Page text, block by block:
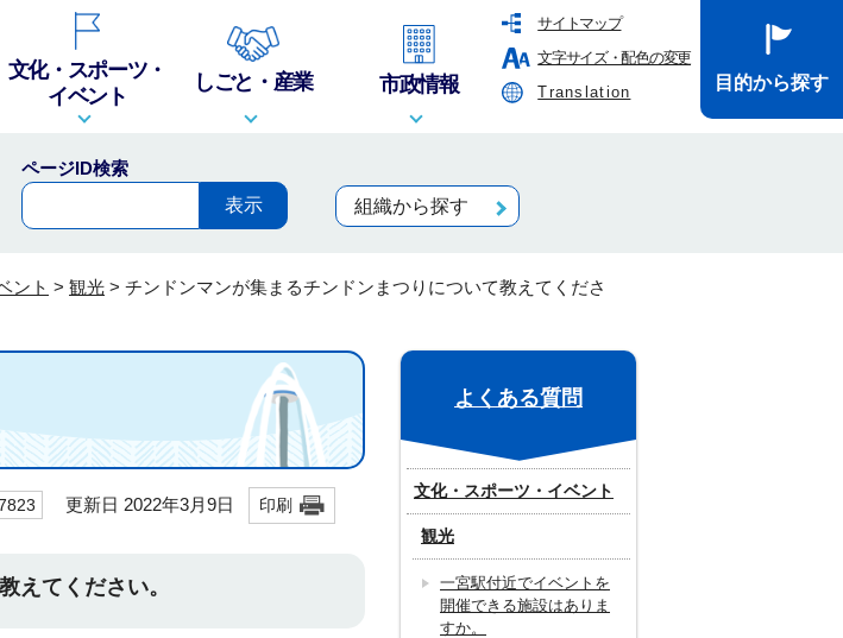
サイトマップ
文字サイズ・配色の変更
Translation
文化・スポーツ・
イベント
しごと・産業 市政情報 目的から探す
ページID検索
組織から探す
ント > 観光 > チンドンマンが集まるチンドンまつりについて教えてくださ
更新日 2022年3月9日 印刷
えてください。
よくある質問
文化・スポーツ・イベント
観光
一宮駅付近でイベントを
開催できる施設はありま
すか。